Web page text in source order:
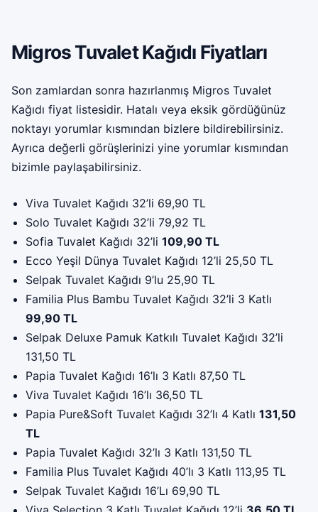
Migros Tuvalet Kağıdı Fiyatları
Son zamlardan sonra hazırlanmış Migros Tuvalet
Kağıdı fiyat listesidir. Hatalı veya eksik gördüğünüz
noktayı yorumlar kısmından bizlere bildirebilirsiniz.
Ayrıca değerli görüşlerinizi yine yorumlar kısmından
bizimle paylaşabilirsiniz.
Viva Tuvalet Kağıdı 32’li 69,90 TL
Solo Tuvalet Kağıdı 32’li 79,92 TL
Sofia Tuvalet Kağıdı 32’li 109,90 TL
Ecco Yeşil Dünya Tuvalet Kağıdı 12’li 25,50 TL
Selpak Tuvalet Kağıdı 9’lu 25,90 TL
Familia Plus Bambu Tuvalet Kağıdı 32’li 3 Katlı
99,90 TL
Selpak Deluxe Pamuk Katkılı Tuvalet Kağıdı 32’li
131,50 TL
Papia Tuvalet Kağıdı 16’lı 3 Katlı 87,50 TL
Viva Tuvalet Kağıdı 16’lı 36,50 TL
Papia Pure&Soft Tuvalet Kağıdı 32’lı 4 Katlı 131,50
TL
Papia Tuvalet Kağıdı 32’lı 3 Katlı 131,50 TL
Familia Plus Tuvalet Kağıdı 40’lı 3 Katlı 113,95 TL
Selpak Tuvalet Kağıdı 16’Lı 69,90 TL